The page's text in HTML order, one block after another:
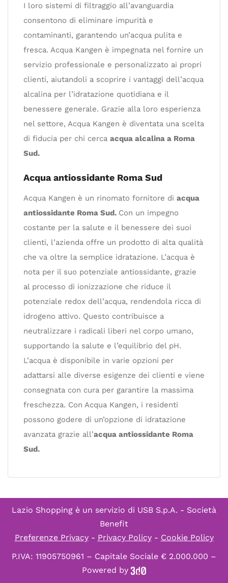
I loro sistemi di filtraggio all’avanguardia
consentono di eliminare impurità e
contaminanti, garantendo un’acqua pulita e
fresca. Acqua Kangen è impegnata nel fornire un
servizio professionale e personalizzato ai propri
clienti, aiutandoli a scoprire i vantaggi dell’acqua
alcalina per l’idratazione quotidiana e il
benessere generale. Grazie alla loro esperienza
nel settore, Acqua Kangen è diventata una scelta
di fiducia per chi cerca acqua alcalina a Roma
Sud.
Acqua antiossidante Roma Sud
Acqua Kangen è un rinomato fornitore di acqua
antiossidante Roma Sud. Con un impegno
costante per la salute e il benessere dei suoi
clienti, l’azienda offre un prodotto di alta qualità
che va oltre la semplice idratazione. L’acqua è
nota per il suo potenziale antiossidante, grazie
al processo di ionizzazione che riduce il
potenziale redox dell’acqua, rendendola ricca di
idrogeno attivo. Questo contribuisce a
neutralizzare i radicali liberi nel corpo umano,
supportando la salute e l’equilibrio del pH.
L’acqua è disponibile in varie opzioni per
adattarsi alle diverse esigenze dei clienti e viene
consegnata con cura per garantire la massima
freschezza. Con Acqua Kangen, i residenti
possono godere di un’opzione di idratazione
avanzata grazie all’acqua antiossidante Roma
Sud.
Lazio Shopping è un servizio di USB S.p.A. - Società
Benefit
Preferenze Privacy- Privacy Policy- Cookie Policy
P.IVA: 11905750961 – Capitale Sociale € 2.000.000 –
Powered by